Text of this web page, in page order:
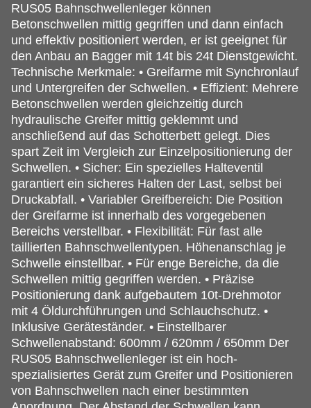
RUS05 Bahnschwellenleger können
Betonschwellen mittig gegriffen und dann einfach
und effektiv positioniert werden, er ist geeignet für
den Anbau an Bagger mit 14t bis 24t Dienstgewicht.
Technische Merkmale: • Greifarme mit Synchronlauf
und Untergreifen der Schwellen. • Effizient: Mehrere
Betonschwellen werden gleichzeitig durch
hydraulische Greifer mittig geklemmt und
anschließend auf das Schotterbett gelegt. Dies
spart Zeit im Vergleich zur Einzelpositionierung der
Schwellen. • Sicher: Ein spezielles Halteventil
garantiert ein sicheres Halten der Last, selbst bei
Druckabfall. • Variabler Greifbereich: Die Position
der Greifarme ist innerhalb des vorgegebenen
Bereichs verstellbar. • Flexibilität: Für fast alle
taillierten Bahnschwellentypen. Höhenanschlag je
Schwelle einstellbar. • Für enge Bereiche, da die
Schwellen mittig gegriffen werden. • Präzise
Positionierung dank aufgebautem 10t-Drehmotor
mit 4 Öldurchführungen und Schlauchschutz. •
Inklusive Geräteständer. • Einstellbarer
Schwellenabstand: 600mm / 620mm / 650mm Der
RUS05 Bahnschwellenleger ist ein hoch-
spezialisiertes Gerät zum Greifer und Positionieren
von Bahnschwellen nach einer bestimmten